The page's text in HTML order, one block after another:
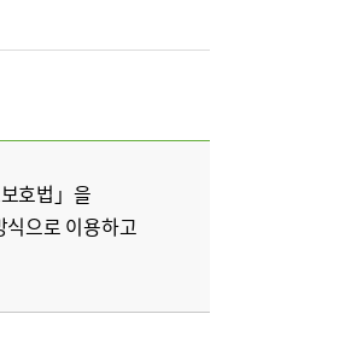
호법」을
으로 이용하고
크
40주년 역사관